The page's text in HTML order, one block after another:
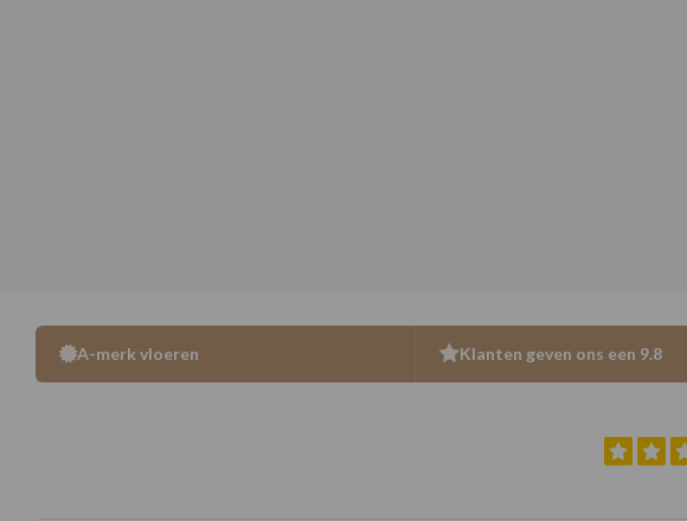
A-merk vloeren Klanten geven ons een 9.8